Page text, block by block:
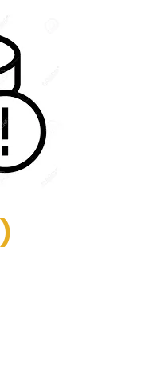
)